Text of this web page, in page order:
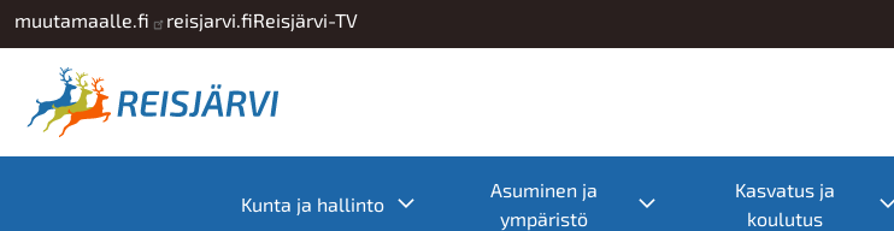
Hyppää pääsisältöön
muutamaalle.fi reisjarvi.fiReisjärvi-TV
Kunta ja hallinto Toggle submenu
Asuminen ja
ympäristö
Toggle submenu
Kasvatus ja
koulutus